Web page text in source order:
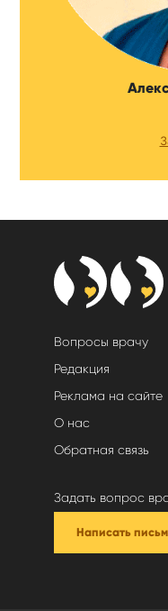
Вопросы врачу
Редакция
Реклама на сайте
О нас
Обратная связь
Задать вопрос
Написать